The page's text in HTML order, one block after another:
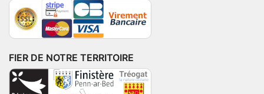
FIER DE NOTRE TERRITOIRE